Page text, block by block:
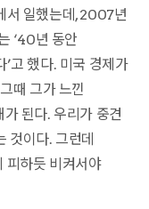
서 일했는데, 2007년
‘40년 동안
고 했다. 미국 경제가
때 그가 느낀
된다. 우리가 중견
것이다. 그런데
피하듯 비켜서야